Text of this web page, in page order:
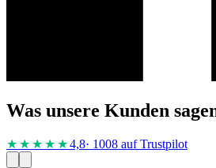
Was unsere Kunden
★★★★ ★4,8· 1008 auf Trustpilot